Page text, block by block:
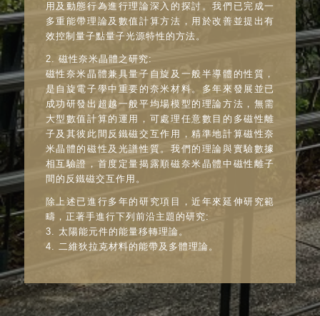
用及動態行為進行理論深入的探討。我們已完成一
多重能帶理論及數值計算方法，用於改善並提出有
效控制量子點量子光源特性的方法。
2. 磁性奈米晶體之研究:
磁性奈米晶體兼具量子自旋及一般半導體的性質，
是自旋電子學中重要的奈米材料。多年來發展並已
成功研發出超越一般平均場模型的理論方法，無需
大型數值計算的運用，可處理任意數目的多磁性離
子及其彼此間反鐵磁交互作用，精準地計算磁性奈
米晶體的磁性及光譜性質。我們的理論與實驗數據
相互驗證，首度定量揭露順磁奈米晶體中磁性離子
間的反鐵磁交互作用。
除上述已進行多年的研究項目，近年來延伸研究範
疇，正著手進行下列前沿主題的研究:
3. 太陽能元件的能量移轉理論。
4. 二維狄拉克材料的能帶及多體理論。